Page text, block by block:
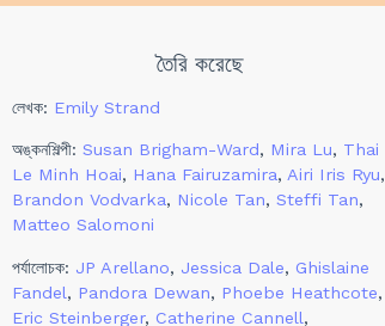
তৈরি করেছে
লেখক: Emily Strand
অঙ্কনশিল্পী: Susan Brigham-Ward, Mira Lu, Thai
Le Minh Hoai, Hana Fairuzamira, Airi Iris Ryu,
Brandon Vodvarka, Nicole Tan, Steffi Tan,
Matteo Salomoni
পর্যালোচক: JP Arellano, Jessica Dale, Ghislaine
Fandel, Pandora Dewan, Phoebe Heathcote,
Eric Steinberger, Catherine Cannell,